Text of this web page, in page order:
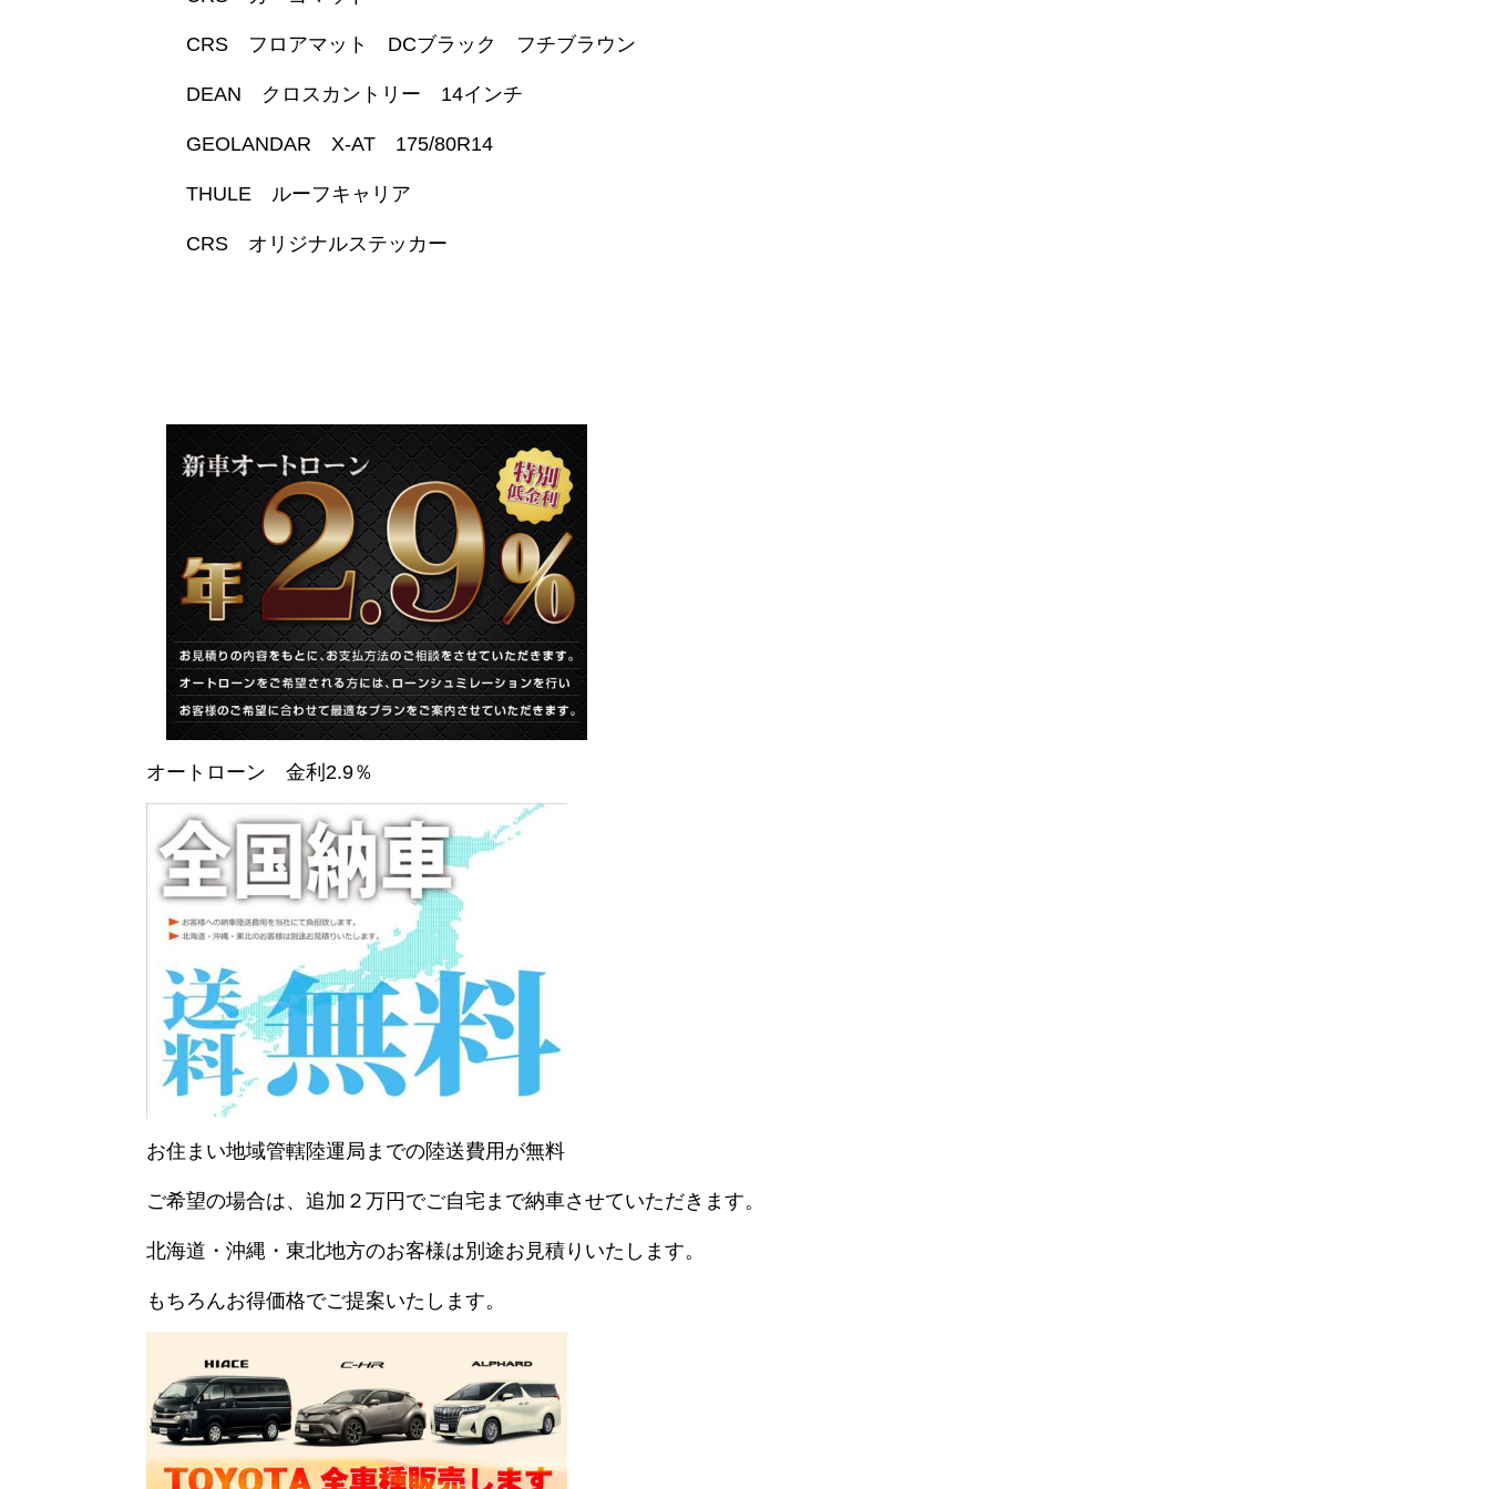
CRS フロアマット DCブラック フチブラウン
DEAN クロスカントリー 14インチ
GEOLANDAR X-AT 175/80R14
THULE ルーフキャリア
CRS オリジナルステッカー
オートローン 金利2.9％
お住まい地域管轄陸運局までの陸送費用が無料
ご希望の場合は、追加２万円でご自宅まで納車させていただきます。
北海道・沖縄・東北地方のお客様は別途お見積りいたします。
もちろんお得価格でご提案いたします。